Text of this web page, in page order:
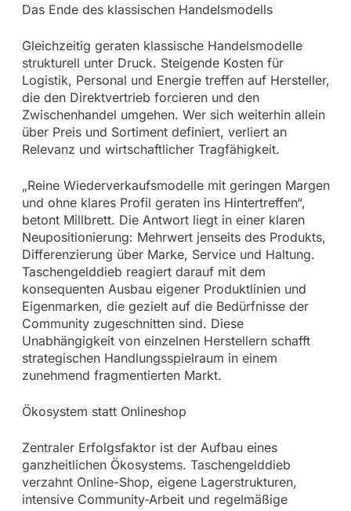
Das Ende des klassischen Handelsmodells
Gleichzeitig geraten klassische Handelsmodelle
strukturell unter Druck. Steigende Kosten für
Logistik, Personal und Energie treffen auf Hersteller,
die den Direktvertrieb forcieren und den
Zwischenhandel umgehen. Wer sich weiterhin allein
über Preis und Sortiment definiert, verliert an
Relevanz und wirtschaftlicher Tragfähigkeit.
„Reine Wiederverkaufsmodelle mit geringen Margen
und ohne klares Profil geraten ins Hintertreffen“,
betont Millbrett. Die Antwort liegt in einer klaren
Neupositionierung: Mehrwert jenseits des Produkts,
Differenzierung über Marke, Service und Haltung.
Taschengelddieb reagiert darauf mit dem
konsequenten Ausbau eigener Produktlinien und
Eigenmarken, die gezielt auf die Bedürfnisse der
Community zugeschnitten sind. Diese
Unabhängigkeit von einzelnen Herstellern schafft
strategischen Handlungsspielraum in einem
zunehmend fragmentierten Markt.
Ökosystem statt Onlineshop
Zentraler Erfolgsfaktor ist der Aufbau eines
ganzheitlichen Ökosystems. Taschengelddieb
verzahnt Online-Shop, eigene Lagerstrukturen,
intensive Community-Arbeit und regelmäßige